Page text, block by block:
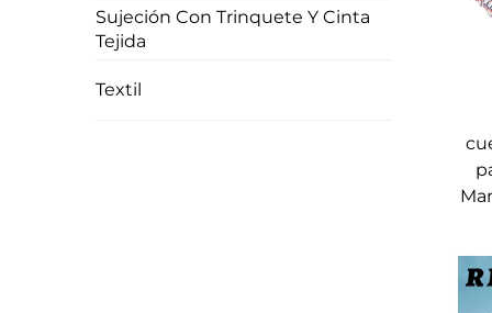
Sujeción Con Trinquete Y Cinta
Tejida
Textil